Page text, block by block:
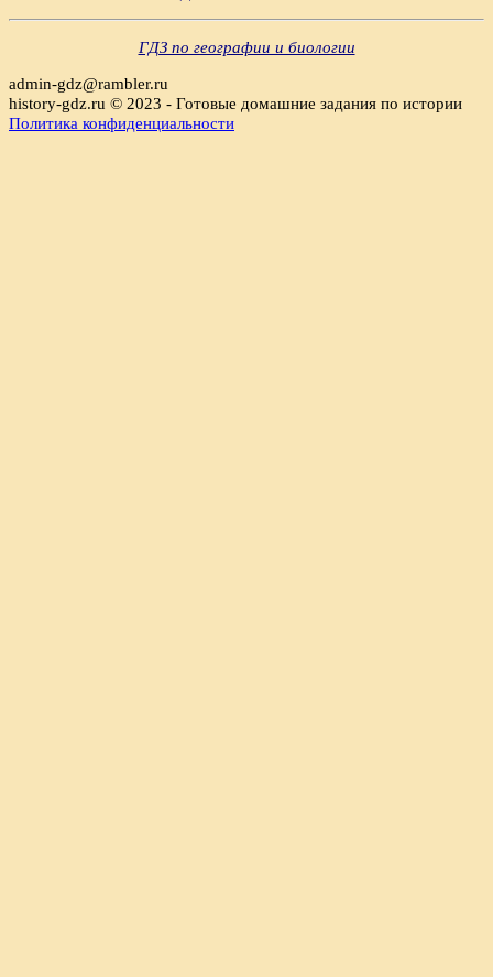
ГДЗ по географии и биологии
admin-gdz@rambler.ru
history-gdz.ru © 2023 - Готовые домашние задания по истории
Политика конфиденциальности